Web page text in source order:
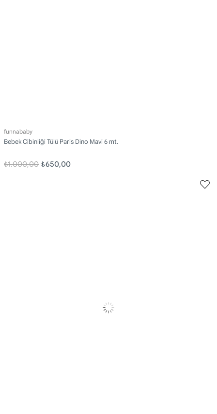
funnababy
Bebek Cibinliği Tülü Paris Dino Mavi 6 mt.
₺650,00
₺1.000,00